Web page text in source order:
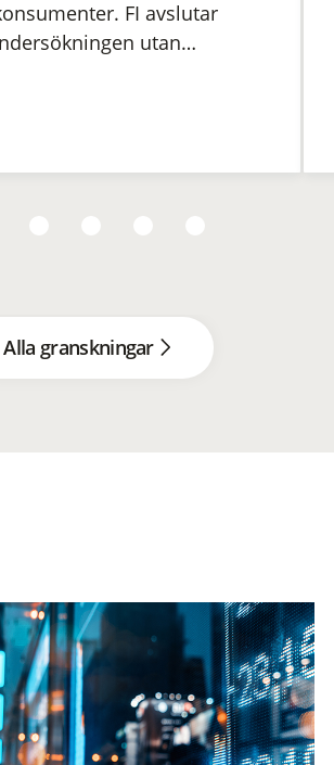
FI avslutar
utan…
Alla granskningar